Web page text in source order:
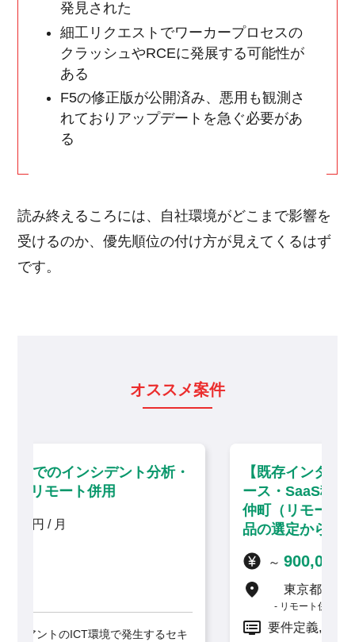
発見された
細工リクエストでワーカープロセスの
クラッシュやRCEに発展する可能性が
ある
F5の修正版が公開済み、悪用も観測さ
れておりアップデートを急ぐ必要があ
る
読み終えるころには、自社環境がどこまで影響を
受けるのか、優先順位の付け方が見えてくるはず
です。
オススメ案件
析・
セキ
【既存インターネット閲覧環境のリプレ
ース・SaaS移行に伴う技術支援】門前
仲町（リモート併用）／セキュリティ製
品の選定から携わる上流インフラ案件
要件定義, 設計